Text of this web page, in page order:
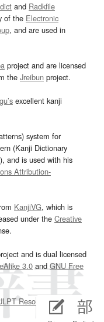
and Radkfile
of the Electronic
, and are used in
project and are licensed
the Jreibun project.
excellent kanji
system for
(Kanji Dictionary
), and is used with his
Attribution-
KanjiVG, which is
under the Creative
and is dual licensed
3.0and GNU Free
Resourcespage.